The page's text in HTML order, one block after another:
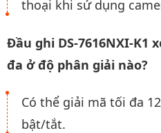
thoại khi sử dụng
Đầu ghi DS-7616NXI-
đa ở độ phân giải nào?
Có thể giải mã tối đa
bật/tắt.